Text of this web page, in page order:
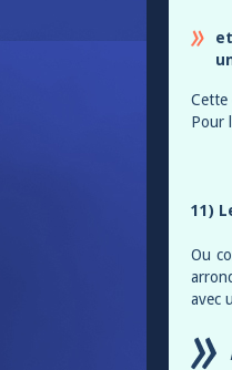
Cette
Pour
11)
Ou
avec